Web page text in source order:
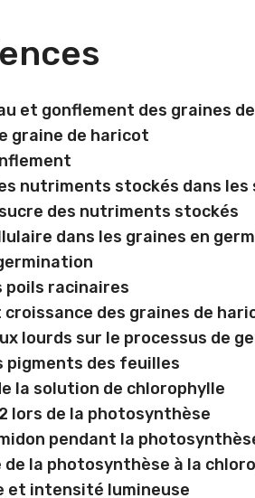
et gonflement des graines
graine de haricot
nutriments stockés dans les
des nutriments stockés
dans les graines en
poils racinaires
des graines de
lourds sur le processus de
pigments des feuilles
la solution de chlorophylle
lors de la photosynthèse
pendant la
de la photosynthèse à la
et intensité lumineuse